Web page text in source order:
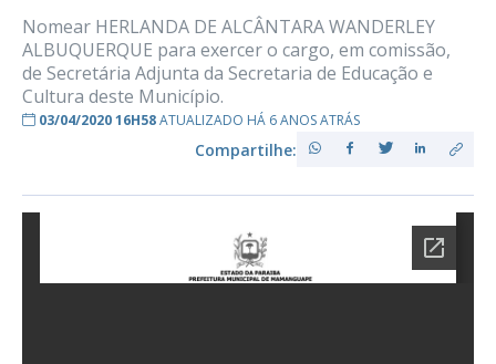
Nomear HERLANDA DE ALCÂNTARA WANDERLEY
ALBUQUERQUE para exercer o cargo, em comissão,
de Secretária Adjunta da Secretaria de Educação e
Cultura deste Município.
03/04/2020 16H58ATUALIZADO HÁ 6 ANOS ATRÁS
Compartilhe: